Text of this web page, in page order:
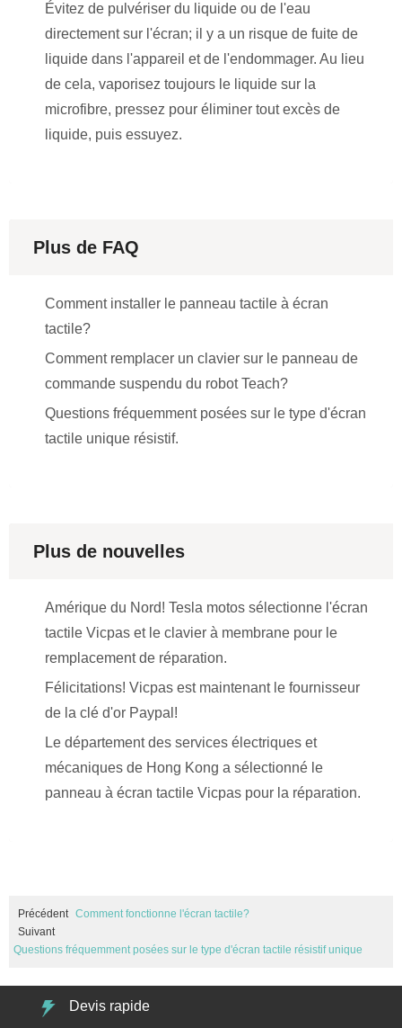
Évitez de pulvériser du liquide ou de l'eau
directement sur l'écran; il y a un risque de fuite de
liquide dans l'appareil et de l'endommager. Au lieu
de cela, vaporisez toujours le liquide sur la
microfibre, pressez pour éliminer tout excès de
liquide, puis essuyez.
Plus de FAQ
Comment installer le panneau tactile à écran
tactile?
Comment remplacer un clavier sur le panneau de
commande suspendu du robot Teach?
Questions fréquemment posées sur le type d'écran
tactile unique résistif.
Plus de nouvelles
Amérique du Nord! Tesla motos sélectionne l'écran
tactile Vicpas et le clavier à membrane pour le
remplacement de réparation.
Félicitations! Vicpas est maintenant le fournisseur
de la clé d'or Paypal!
Le département des services électriques et
mécaniques de Hong Kong a sélectionné le
panneau à écran tactile Vicpas pour la réparation.
Précédent Comment fonctionne l'écran tactile?
Suivant
Questions fréquemment posées sur le type d'écran tactile résistif unique
Devis rapide